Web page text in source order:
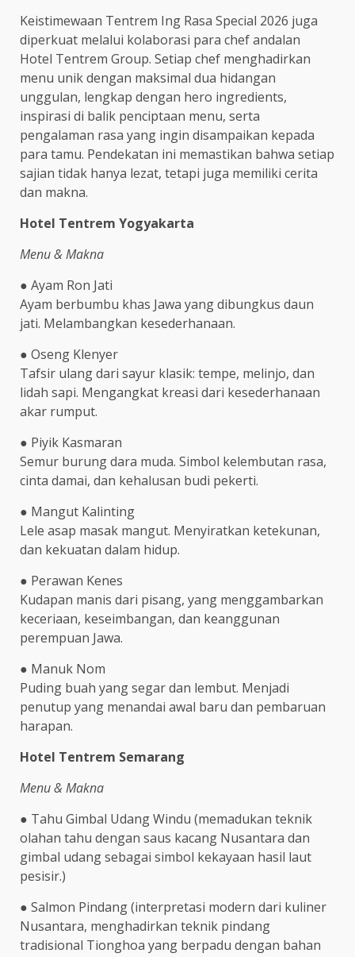
Keistimewaan Tentrem Ing Rasa Special 2026 juga
diperkuat melalui kolaborasi para chef andalan
Hotel Tentrem Group. Setiap chef menghadirkan
menu unik dengan maksimal dua hidangan
unggulan, lengkap dengan hero ingredients,
inspirasi di balik penciptaan menu, serta
pengalaman rasa yang ingin disampaikan kepada
para tamu. Pendekatan ini memastikan bahwa setiap
sajian tidak hanya lezat, tetapi juga memiliki cerita
dan makna.
Hotel Tentrem Yogyakarta
Menu & Makna
● Ayam Ron Jati
Ayam berbumbu khas Jawa yang dibungkus daun
jati. Melambangkan kesederhanaan.
● Oseng Klenyer
Tafsir ulang dari sayur klasik: tempe, melinjo, dan
lidah sapi. Mengangkat kreasi dari kesederhanaan
akar rumput.
● Piyik Kasmaran
Semur burung dara muda. Simbol kelembutan rasa,
cinta damai, dan kehalusan budi pekerti.
● Mangut Kalinting
Lele asap masak mangut. Menyiratkan ketekunan,
dan kekuatan dalam hidup.
● Perawan Kenes
Kudapan manis dari pisang, yang menggambarkan
keceriaan, keseimbangan, dan keanggunan
perempuan Jawa.
● Manuk Nom
Puding buah yang segar dan lembut. Menjadi
penutup yang menandai awal baru dan pembaruan
harapan.
Hotel Tentrem Semarang
Menu & Makna
● Tahu Gimbal Udang Windu (memadukan teknik
olahan tahu dengan saus kacang Nusantara dan
gimbal udang sebagai simbol kekayaan hasil laut
pesisir.)
● Salmon Pindang (interpretasi modern dari kuliner
Nusantara, menghadirkan teknik pindang
tradisional Tionghoa yang berpadu dengan bahan